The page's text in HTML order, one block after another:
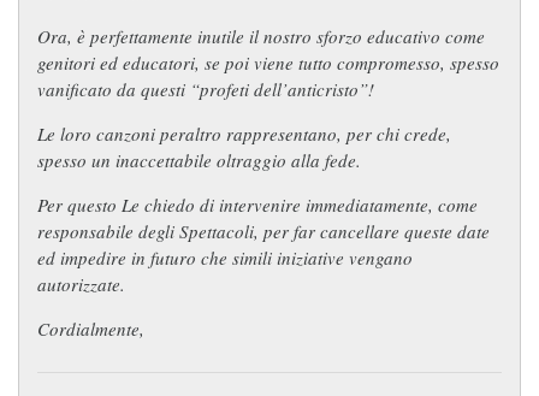
Ora, è perfettamente inutile il nostro sforzo educativo come
genitori ed educatori, se poi viene tutto compromesso, spesso
vanificato da questi “profeti dell’anticristo”!
Le loro canzoni peraltro rappresentano, per chi crede,
spesso un inaccettabile oltraggio alla fede.
Per questo Le chiedo di intervenire immediatamente, come
responsabile degli Spettacoli, per far cancellare queste date
ed impedire in futuro che simili iniziative vengano
autorizzate.
Cordialmente,